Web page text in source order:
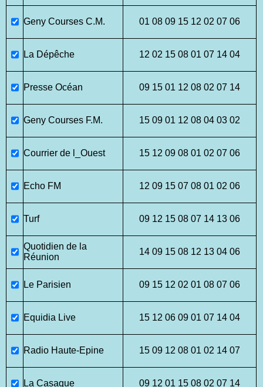
Geny Courses C.M. 01 08 09 15 12 02 07 06
La Dépêche 12 02 15 08 01 07 14 04
Presse Océan 09 15 01 12 08 02 07 14
Geny Courses F.M. 15 09 01 12 08 04 03 02
Courrier de l_Ouest 15 12 09 08 01 02 07 06
Echo FM 12 09 15 07 08 01 02 06
Turf 09 12 15 08 07 14 13 06
Quotidien de la
Réunion
14 09 15 08 12 13 04 06
Le Parisien 09 15 12 02 01 08 07 06
Equidia Live 15 12 06 09 01 07 14 04
Radio Haute-Epine 15 09 12 08 01 02 14 07
La Casaque 09 12 01 15 08 02 07 14